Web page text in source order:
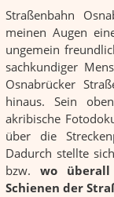
Straßenbahn
meinen Augen
ungemein
sachkundiger
Osnabrücker
hinaus. Sein
akribische
über die
Dadurch stellte
bzw.wo
Schienen der